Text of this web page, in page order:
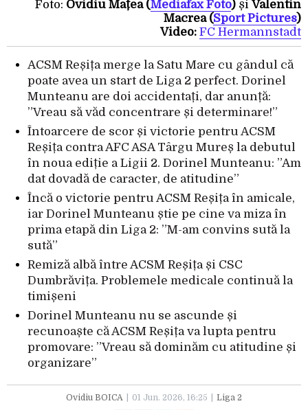
Foto: Ovidiu Mațea (Mediafax Foto) șiValentin
Macrea (Sport Pictures)
Video: FC Hermannstadt
ACSM Reșița merge la Satu Mare cu gândul că
poate avea un start de Liga 2 perfect. Dorinel
Munteanu are doi accidentați, dar anunță:
”Vreau să văd concentrare și determinare!”
Întoarcere de scor și victorie pentru ACSM
Reșița contra AFC ASA Târgu Mureș la debutul
în noua ediție a Ligii 2. Dorinel Munteanu: ”Am
dat dovadă de caracter, de atitudine”
Încă o victorie pentru ACSM Reșița în amicale,
iar Dorinel Munteanu știe pe cine va miza în
prima etapă din Liga 2: ”M-am convins sută la
sută”
Remiză albă între ACSM Reșița și CSC
Dumbrăvița. Problemele medicale continuă la
timișeni
Dorinel Munteanu nu se ascunde și
recunoaște că ACSM Reșița va lupta pentru
promovare: ”Vreau să dominăm cu atitudine și
organizare”
Ovidiu BOICA 01 Jun. 2026, 16:25 Liga 2